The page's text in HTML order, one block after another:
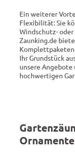
Ein weiterer
Flexibilität: Sie
Windschutz-
Zaunking.de
Ihr Grundstück
unsere Angebote
hochwertigen